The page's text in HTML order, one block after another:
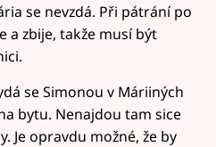
se nevzdá. Při pátrání po
a zbije, takže musí být
se Simonou v Máriiných
bytu. Nenajdou tam sice
Je opravdu možné, že by